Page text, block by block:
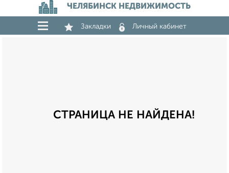
ЧЕЛЯБИНСК НЕДВИЖИМОСТЬ
Закладки Личный кабинет
СТРАНИЦА НЕ НАЙДЕНА!